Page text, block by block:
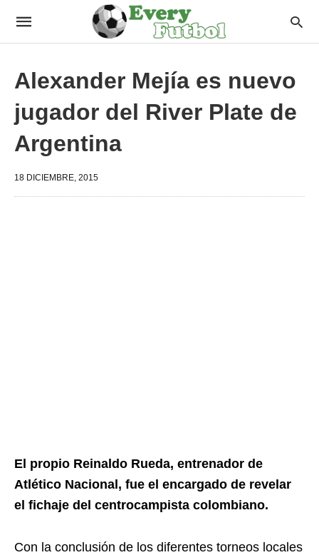
Alexander Mejía es nuevo
jugador del River Plate de
Argentina
18 DICIEMBRE, 2015
El propio Reinaldo Rueda, entrenador de
Atlético Nacional, fue el encargado de revelar
el fichaje del centrocampista colombiano.
Con la conclusión de los diferentes torneos locales